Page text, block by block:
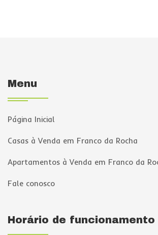
Menu
Página Inicial
Casas à Venda em Franco da Rocha
Apartamentos à Venda em Franco da
Fale conosco
Horário de funcionamento